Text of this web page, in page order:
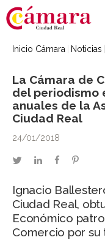
Inicio Cámara Noticias
La Cámara de
del periodismo
anuales de la
Ciudad Real
24/01/2018
twitterlinkedinfacebook
Ignacio
Ciudad Real,
Económico
Comercio por su